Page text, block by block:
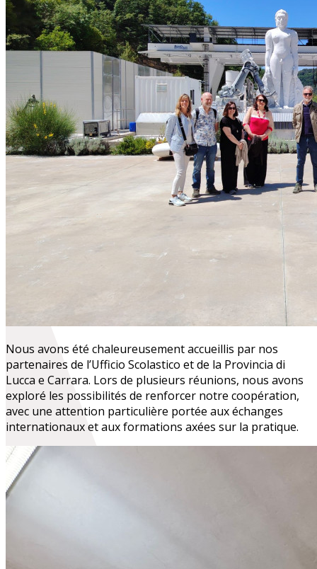
Nous avons été chaleureusement accueillis par nos
partenaires de l’Ufficio Scolastico et de la Provincia di
Lucca e Carrara. Lors de plusieurs réunions, nous avons
exploré les possibilités de renforcer notre coopération,
avec une attention particulière portée aux échanges
internationaux et aux formations axées sur la pratique.